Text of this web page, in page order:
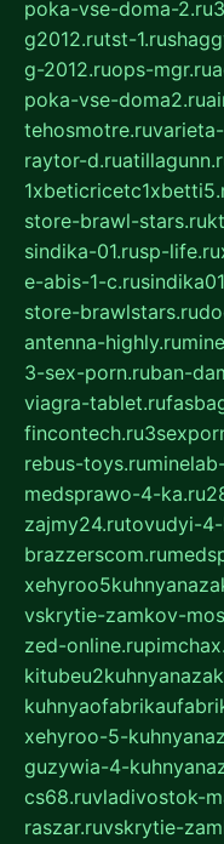
poka-vse-doma-2.ru
g2012.rutst-1.ru
g-2012.ruops-mgr.ru
poka-vse-doma2.ru
tehosmotre.ru
raytor-d.ru
store-brawl-stars.ru
sindika-01.rusp-life.ru
e-abis-1-c.ru
store-brawlstars.ru
antenna-highly.ru
3-sex-porn.ruban-
viagra-tablet.ru
fincontech.ru
rebus-toys.ru
medsprawo-4-ka.ru
zajmy24.rutovudyi-4-
brazzerscom.ru
vskrytie-zamkov-
zed-online.ru
xehyroo-5-
guzywia-4-
cs68.ruvladivostok-
raszar.ruvskrytie-